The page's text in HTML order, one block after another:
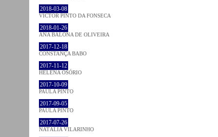
2018-03-08
VICTOR PINTO DA FONSECA
2018-01-26
ANA BALONA DE OLIVEIRA
2017-12-18
CONSTANÇA BABO
2017-11-12
HELENA OSÓRIO
2017-10-09
PAULA PINTO
2017-09-05
PAULA PINTO
2017-07-26
NATÁLIA VILARINHO